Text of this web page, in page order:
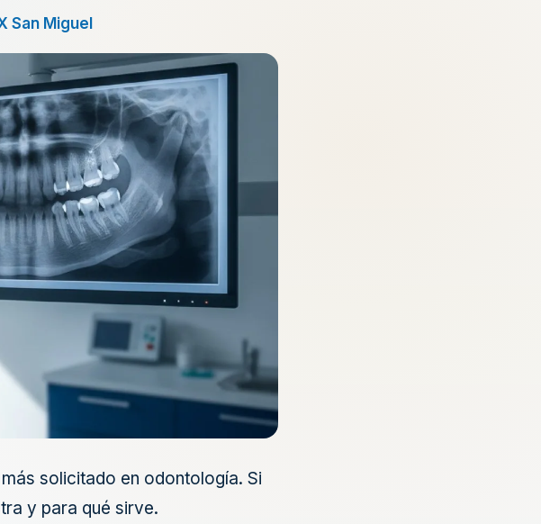
San Miguel
solicitado en odontología. Si
y para qué sirve.